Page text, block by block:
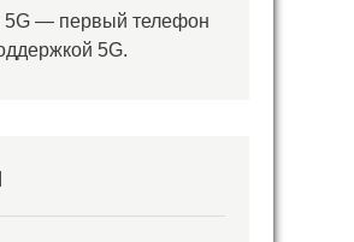
5G — первый телефон
5G.